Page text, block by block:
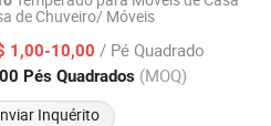
de Chuveiro/ Móveis
1,00-10,00 / Pé Quadrado
Pés Quadrados (MOQ)
Inquérito
CO., LTD.
Desde 2008